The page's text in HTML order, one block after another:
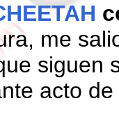
me
siguen
acto